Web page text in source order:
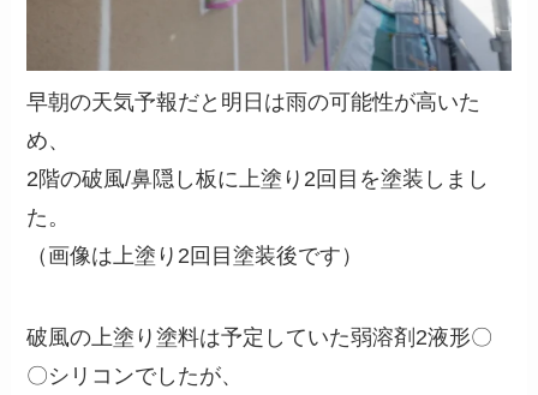
早朝の天気予報だと明日は雨の可能性が高いた
め、
2階の破風/鼻隠し板に上塗り2回目を塗装しまし
た。
（画像は上塗り2回目塗装後です）
破風の上塗り塗料は予定していた弱溶剤2液形〇
〇シリコンでしたが、